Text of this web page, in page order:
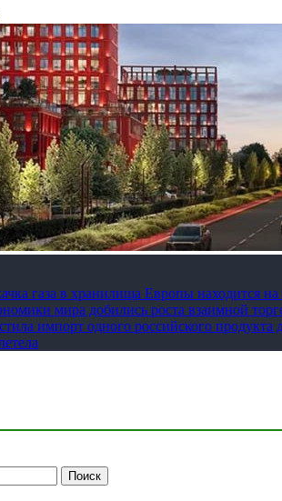
газа в хранилища Европы находится
мира добились роста взаимной
импорт одного российского продукта